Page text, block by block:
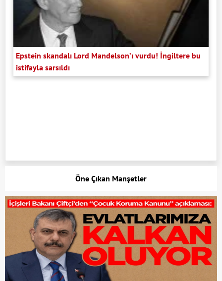
Epstein skandalı Lord Mandelson’ı vurdu! İngiltere bu
istifayla sarsıldı
Öne Çıkan Manşetler